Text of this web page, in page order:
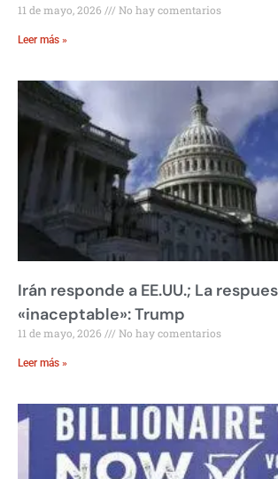
11 de mayo, 2026 No hay comentarios
Leer más »
Irán responde a EE.UU.; La
«inaceptable»: Trump
11 de mayo, 2026 No hay comentarios
Leer más »